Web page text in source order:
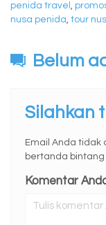
penida travel ,
nusa penida, tour
Belum
Silahkan
Email Anda tidak
bertanda bintang
Komentar